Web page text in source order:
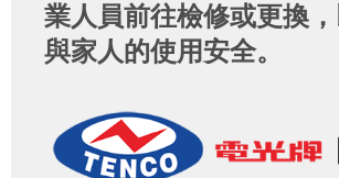
業人員前往檢修或更換
與家人的使用安全。